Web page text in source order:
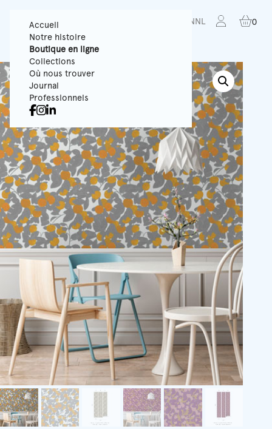
Accueil
Notre histoire
Boutique en ligne
Collections
Où nous trouver
Journal
Professionnels
EN NL 0